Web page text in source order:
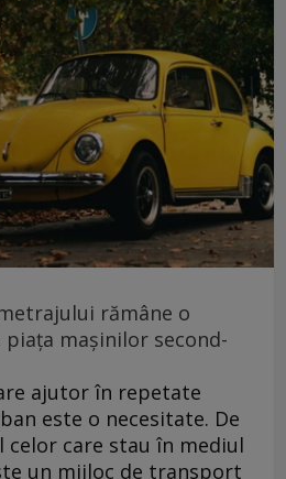
rămâne o
mașinilor second-
ajutor în repetate
este o necesitate. De
celor care stau în mediul
un mijloc de transport